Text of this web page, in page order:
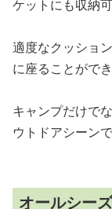
ケットにも収納
適度なクッショ
に座ることができ
キャンプだけで
ウトドアシーン
オールシー